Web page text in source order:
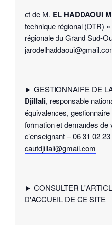
et de M. EL HADDAOUI
technique régional (DTR)
régionale du Grand Sud-
► GESTIONNAIRE DE
Djillali, responsable
équivalences,
formation et demandes de
d’enseignant – 06 31 02
dautdjillali@gmail.com
► CONSULTER
D'ACCUEIL DE CE SITE